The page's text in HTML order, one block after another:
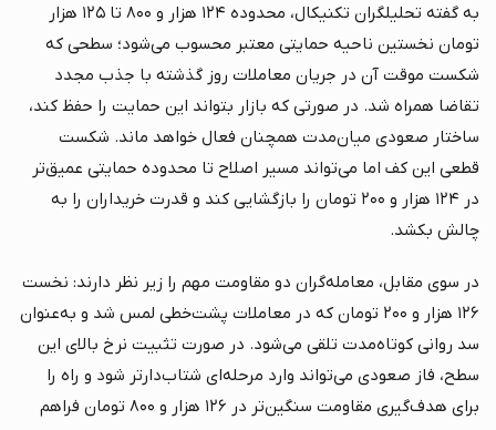
به گفته تحلیلگران تکنیکال، محدوده ۱۲۴ هزار و ۸۰۰ تا ۱۲۵ هزار
تومان نخستین ناحیه حمایتی معتبر محسوب می‌شود؛ سطحی که
شکست موقت آن در جریان معاملات روز گذشته با جذب مجدد
تقاضا همراه شد. در صورتی که بازار بتواند این حمایت را حفظ کند،
ساختار صعودی میان‌مدت همچنان فعال خواهد ماند. شکست
قطعی این کف اما می‌تواند مسیر اصلاح تا محدوده حمایتی عمیق‌تر
در ۱۲۴ هزار و ۲۰۰ تومان را بازگشایی کند و قدرت خریداران را به
چالش بکشد.
در سوی مقابل، معامله‌گران دو مقاومت مهم را زیر نظر دارند: نخست
۱۲۶ هزار و ۲۰۰ تومان که در معاملات پشت‌خطی لمس شد و به‌عنوان
سد روانی کوتاه‌مدت تلقی می‌شود. در صورت تثبیت نرخ بالای این
سطح، فاز صعودی می‌تواند وارد مرحله‌ای شتاب‌دارتر شود و راه را
برای هدف‌گیری مقاومت سنگین‌تر در ۱۲۶ هزار و ۸۰۰ تومان فراهم